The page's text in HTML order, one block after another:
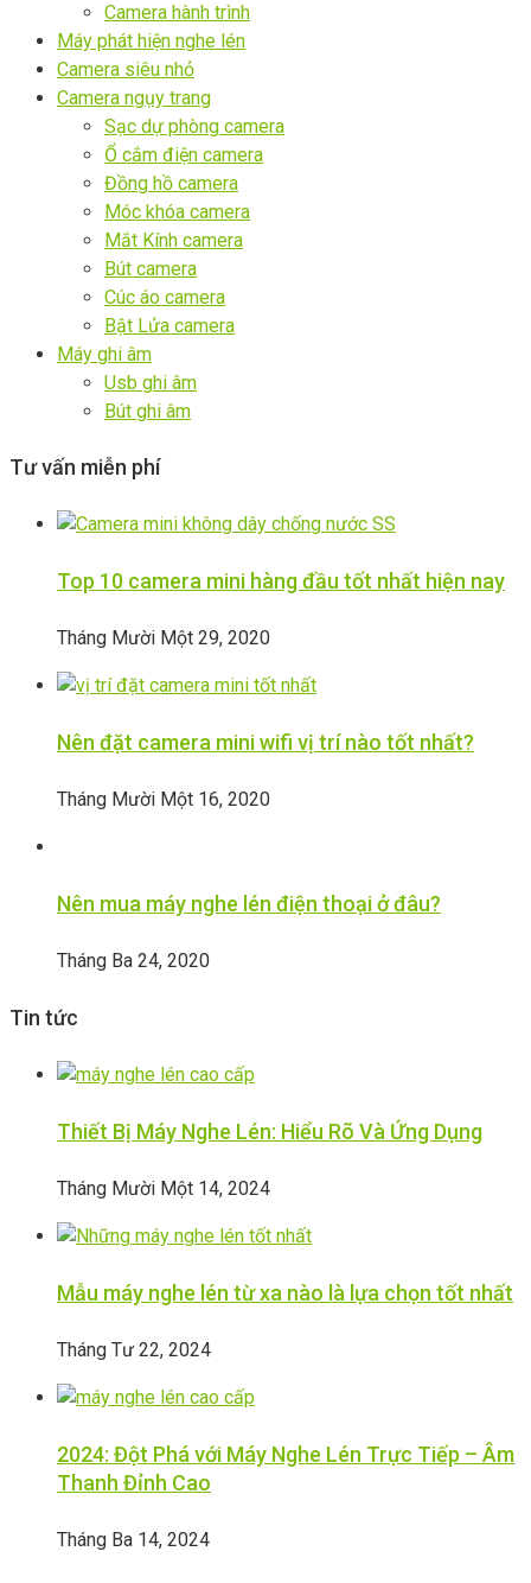
Camera hành trình
Máy phát hiện nghe lén
Camera siêu nhỏ
Camera ngụy trang
Sạc dự phòng camera
Ổ cắm điện camera
Đồng hồ camera
Móc khóa camera
Mắt Kính camera
Bút camera
Cúc áo camera
Bật Lửa camera
Máy ghi âm
Usb ghi âm
Bút ghi âm
Tư vấn miễn phí
Top 10 camera mini hàng đầu tốt nhất hiện nay
Tháng Mười Một 29, 2020
Nên đặt camera mini wifi vị trí nào tốt nhất?
Tháng Mười Một 16, 2020
Nên mua máy nghe lén điện thoại ở đâu?
Tháng Ba 24, 2020
Tin tức
Thiết Bị Máy Nghe Lén: Hiểu Rõ Và Ứng Dụng
Tháng Mười Một 14, 2024
Mẫu máy nghe lén từ xa nào là lựa chọn tốt nhất
Tháng Tư 22, 2024
2024: Đột Phá với Máy Nghe Lén Trực Tiếp – Âm
Thanh Đỉnh Cao
Tháng Ba 14, 2024